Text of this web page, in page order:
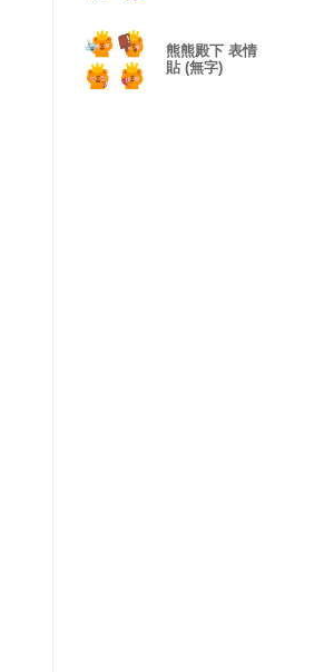
熊熊殿下 表情
貼 (無字)